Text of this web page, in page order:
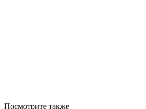
Посмотрите также